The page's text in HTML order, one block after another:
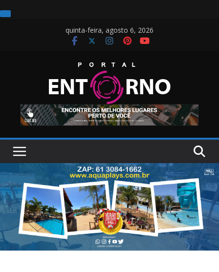
quinta-feira, agosto 6, 2026